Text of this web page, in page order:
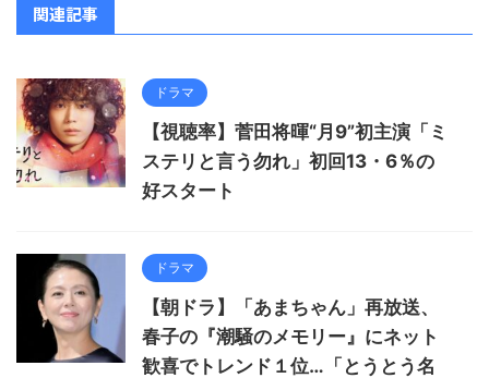
関連記事
ドラマ
【視聴率】菅田将暉“月9”初主演「ミ
ステリと言う勿れ」初回13・6％の
好スタート
ドラマ
【朝ドラ】「あまちゃん」再放送、
春子の『潮騒のメモリー』にネット
歓喜でトレンド１位…「とうとう名